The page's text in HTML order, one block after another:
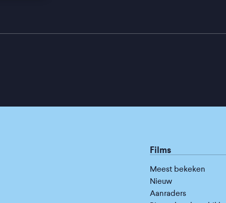
Films
Meest bekeken
Nieuw
Aanraders